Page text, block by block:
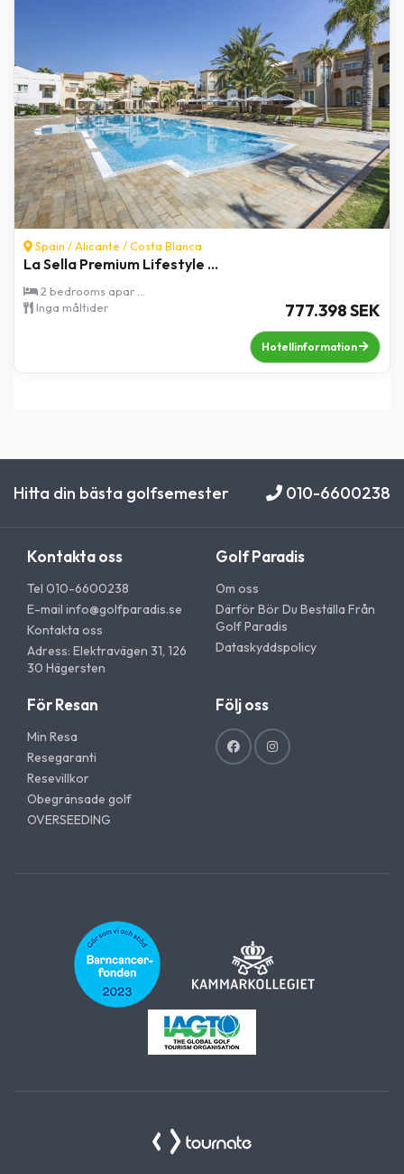
Spain /Alicante /Costa Blanca
La Sella Premium Lifestyle ...
2 bedrooms apar ...
Inga måltider
777.398 SEK
Hotellinformation
Hitta din bästa golfsemester 010-6600238
Kontakta oss
Tel 010-6600238
E-mail info@golfparadis.se
Kontakta oss
Adress: Elektravägen 31, 126
30 Hägersten
Golf Paradis
Om oss
Därför Bör Du Beställa Från
Golf Paradis
Dataskyddspolicy
För Resan
Min Resa
Resegaranti
Resevillkor
Obegränsade golf
OVERSEEDING
Följ oss